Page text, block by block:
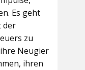
Es geht
der
zu
Neugier
ihren